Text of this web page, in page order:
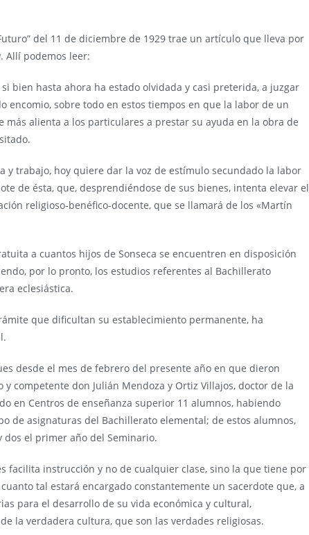
del 11 de diciembre de 1929 trae un artículo que lleva por
. Allí podemos leer:
bien hasta ahora ha estado olvidada y casi preterida, a juzgar
encomio, sobre todo en estos tiempos en que la labor de un
alienta a los particulares a prestar su ayuda en la obra de
y trabajo, hoy quiere dar la voz de estímulo secundado la labor
de ésta, que, desprendiéndose de sus bienes, intenta elevar el
religioso-benéfico-docente, que se llamará de los «Martín
a cuantos hijos de Sonseca se encuentren en disposición
por lo pronto, los estudios referentes al Bachillerato
eclesiástica.
que dificultan su establecimiento permanente, ha
desde el mes de febrero del presente año en que dieron
competente don Julián Mendoza y Ortiz Villajos, doctor de la
en Centros de enseñanza superior 11 alumnos, habiendo
de asignaturas del Bachillerato elemental; de estos alumnos,
el primer año del Seminario.
facilita instrucción y no de cualquier clase, sino la que tiene por
tal estará encargado constantemente un sacerdote que, a
para el desarrollo de su vida económica y cultural,
la verdadera cultura, que son las verdades religiosas.